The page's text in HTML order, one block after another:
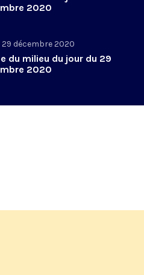
2020
29 décembre 2020
du milieu du jour du 29
2020